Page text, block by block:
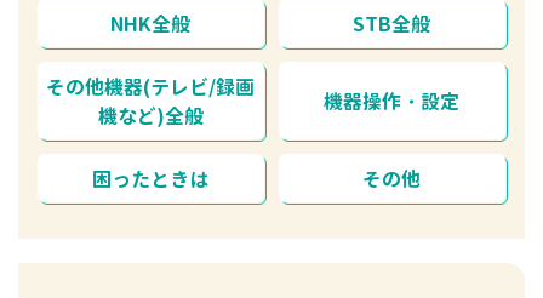
NHK全般 STB全般
その他機器(テレビ/録画
機など)全般
機器操作・設定
困ったときは その他